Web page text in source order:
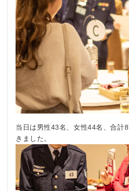
当日は男性43名、女性44名、合計
きました。